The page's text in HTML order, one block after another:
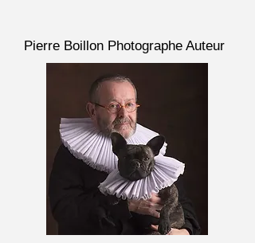
Pierre Boillon Photographe Auteur